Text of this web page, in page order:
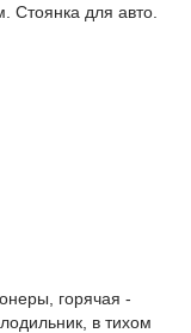
Стоянка для авто.
горячая -
в тихом